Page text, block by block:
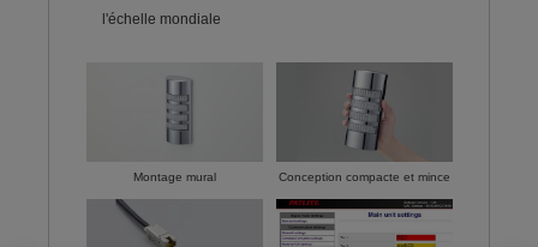
l'échelle mondiale
Montage mural Conception compacte et mince